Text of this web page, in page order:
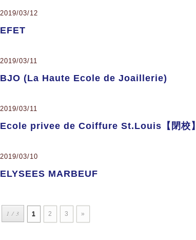
2019/03/12
EFET
2019/03/11
BJO (La Haute Ecole de Joaillerie)
2019/03/11
Ecole privee de Coiffure St.Louis【閉校】
2019/03/10
ELYSEES MARBEUF
1 / 3 1 2 3 »